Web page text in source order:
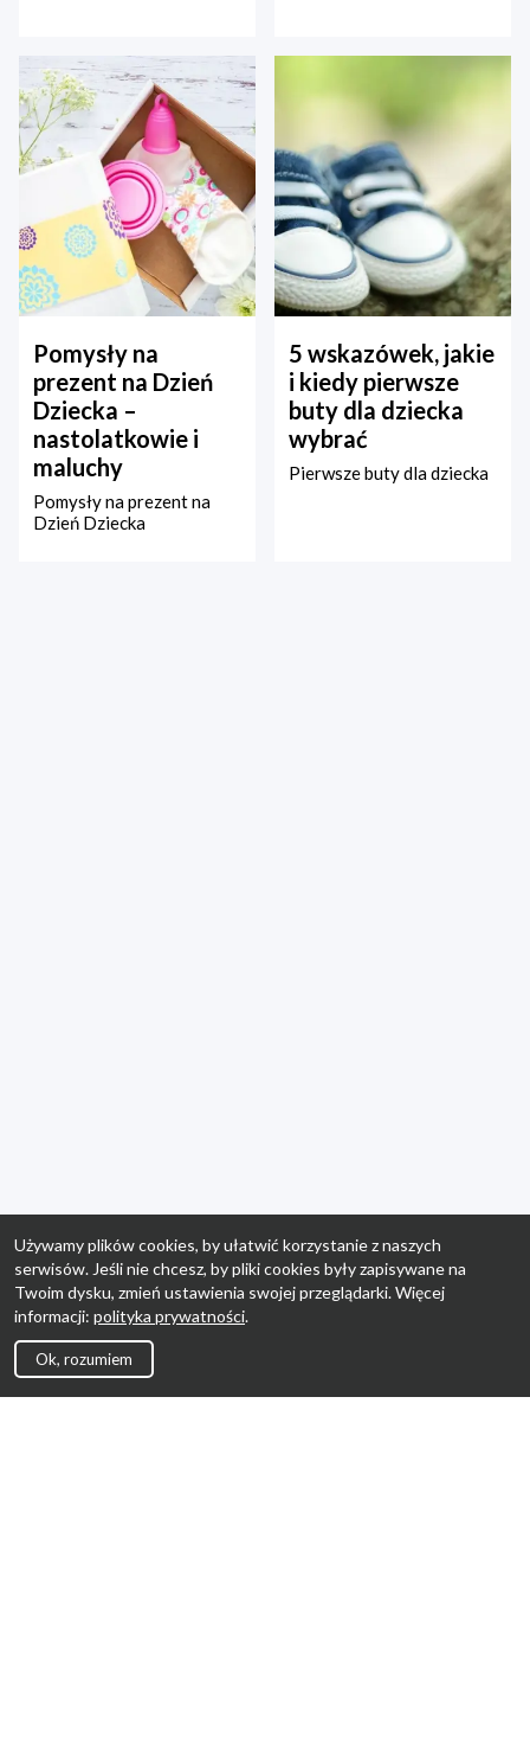
Pomysły na
prezent na Dzień
Dziecka –
nastolatkowie i
maluchy
Pomysły na prezent na
Dzień Dziecka
5 wskazówek, jakie
i kiedy pierwsze
buty dla dziecka
wybrać
Pierwsze buty dla dziecka
Używamy plików cookies, by ułatwić korzystanie z naszych
serwisów. Jeśli nie chcesz, by pliki cookies były zapisywane na
Twoim dysku, zmień ustawienia swojej przeglądarki. Więcej
informacji: polityka prywatności.
Ok, rozumiem